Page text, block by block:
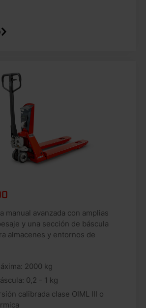
manual avanzada con amplias
y una sección de báscula
almacenes y entornos de
2000 kg
0,2 - 1 kg
calibrada clase OIML III o